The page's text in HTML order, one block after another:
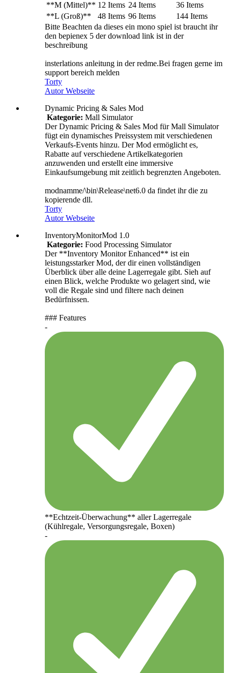
**M (Mittel)** 12 Items 24 Items
36 Items
**L (Groß)**
48 Items 96 Items
144 Items
Bitte Beachten da dieses ein mono spiel ist braucht ihr
den bepienex 5 der download link ist in der
beschreibung
insterlations anleitung in der redme.Bei fragen gerne im
support bereich melden
Torty
Autor Webseite
Dynamic Pricing & Sales Mod
Kategorie: Mall Simulator
Der Dynamic Pricing & Sales Mod für Mall Simulator
fügt ein dynamisches Preissystem mit verschiedenen
Verkaufs-Events hinzu. Der Mod ermöglicht es,
Rabatte auf verschiedene Artikelkategorien
anzuwenden und erstellt eine immersive
Einkaufsumgebung mit zeitlich begrenzten Angeboten.
modnamme/\bin\Release\net6.0 da findet ihr die zu
kopierende dll.
Torty
Autor Webseite
InventoryMonitorMod 1.0
Kategorie: Food Processing Simulator
Der **Inventory Monitor Enhanced** ist ein
leistungsstarker Mod, der dir einen vollständigen
Überblick über alle deine Lagerregale gibt. Sieh auf
einen Blick, welche Produkte wo gelagert sind, wie
voll die Regale sind und filtere nach deinen
Bedürfnissen.
### Features
-
**Echtzeit-Überwachung** aller Lagerregale
(Kühlregale, Versorgungsregale, Boxen)
-